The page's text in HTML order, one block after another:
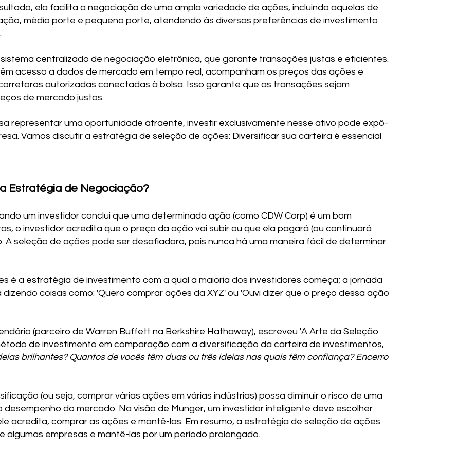
ela facilita a negociação de uma ampla variedade de ações, incluindo aquelas de
médio porte e pequeno porte, atendendo às diversas preferências de investimento
centralizado de negociação eletrônica, que garante transações justas e eficientes.
acesso a dados de mercado em tempo real, acompanham os preços das ações e
autorizadas conectadas à bolsa. Isso garante que as transações sejam
de mercado justos.
representar uma oportunidade atraente, investir exclusivamente nesse ativo pode expô-
Vamos discutir a estratégia de seleção de ações: Diversificar sua carteira é essencial
Estratégia de Negociação?
um investidor conclui que uma determinada ação (como CDW Corp) é um bom
o investidor acredita que o preço da ação vai subir ou que ela pagará (ou continuará
A seleção de ações pode ser desafiadora, pois nunca há uma maneira fácil de determinar
é a estratégia de investimento com a qual a maioria dos investidores começa; a jornada
coisas como: 'Quero comprar ações da XYZ' ou 'Ouvi dizer que o preço dessa ação
(parceiro de Warren Buffett na Berkshire Hathaway), escreveu 'A Arte da Seleção
de investimento em comparação com a diversificação da carteira de investimentos,
brilhantes? Quantos de vocês têm duas ou três ideias nas quais têm confiança? Encerro
(ou seja, comprar várias ações em várias indústrias) possa diminuir o risco de uma
desempenho do mercado. Na visão de Munger, um investidor inteligente deve escolher
acredita, comprar as ações e mantê-las. Em resumo, a estratégia de seleção de ações
algumas empresas e mantê-las por um período prolongado.